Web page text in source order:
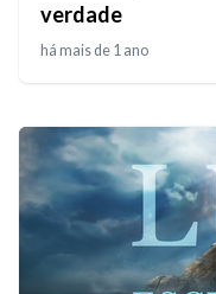
verdade
há mais de 1 ano